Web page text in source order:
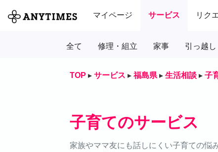
マイページ サービス リク
全て 修理・組立 家事 引っ越し
TOP ▸ サービス ▸ 福島県 ▸ 生活相談 ▸ 子
子育てのサービス
家族やママ友にも話しにくい子育ての悩